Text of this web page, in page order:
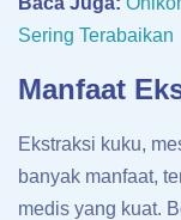
Sering Terabaikan
Manfaat
Ekstraksi kuku,
banyak manfaat,
medis yang kuat.